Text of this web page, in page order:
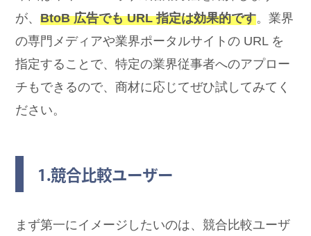
が、BtoB 広告でも URL 指定は効果的です。業界
の専門メディアや業界ポータルサイトの URL を
指定することで、特定の業界従事者へのアプロー
チもできるので、商材に応じてぜひ試してみてく
ださい。
1.競合比較ユーザー
まず第一にイメージしたいのは、競合比較ユーザ